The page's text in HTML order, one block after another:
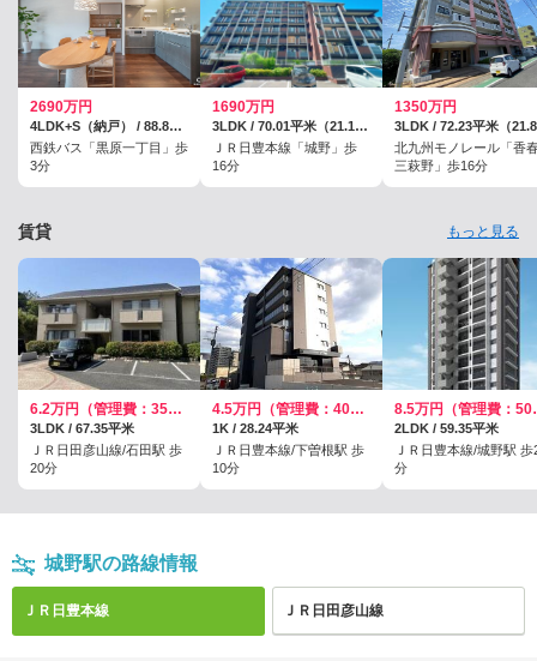
2690万円
4LDK+S（納戸） / 88.82平米（壁芯）
西鉄バス「黒原一丁目」歩
3分
1690万円
3LDK / 70.01平米（21.17坪）（壁芯）
ＪＲ日豊本線「城野」歩
16分
1350万円
北九州モノレール「香
三萩野」歩16分
賃貸 もっと見る
6.2万円（管理費：3500円）
3LDK / 67.35平米
ＪＲ日田彦山線/石田駅 歩
20分
4.5万円（管理費：4000円）
1K / 28.24平米
ＪＲ日豊本線/下曽根駅 歩
10分
8.5
2LDK / 59.35平米
ＪＲ日豊本線/城野駅 歩
分
城野駅の路線情報
ＪＲ日豊本線 ＪＲ日田彦山線